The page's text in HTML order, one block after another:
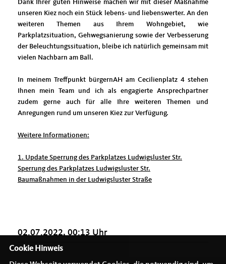
Dank Ihrer guten Hinweise machen wir mit dieser Maßnahme
unseren Kiez noch ein Stück lebens- und liebenswerter. An den
weiteren Themen aus Ihrem Wohngebiet, wie
Parkplatzsituation, Gehwegsanierung sowie der Verbesserung
der Beleuchtungssituation, bleibe ich natürlich gemeinsam mit
vielen Nachbarn am Ball.
In meinem Treffpunkt bürgernAH am Cecilienplatz 4 stehen
Ihnen mein Team und ich als engagierte Ansprechpartner
zudem gerne auch für alle Ihre weiteren Themen und
Anregungen rund um unseren Kiez zur Verfügung.
Weitere Informationen:
1. Update Sperrung des Parkplatzes Ludwigsluster Str.
Sperrung des Parkplatzes Ludwigsluster Str.
Baumaßnahmen in der Ludwigsluster Straße
02.07.2022, 00:13 Uhr
Cookie Hinweis